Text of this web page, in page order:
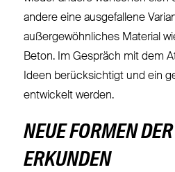
andere eine ausgefallene
außergewöhnliches Material
Beton. Im Gespräch mit dem
Ideen berücksichtigt und ein
entwickelt werden.
NEUE FORMEN
ERKUNDEN